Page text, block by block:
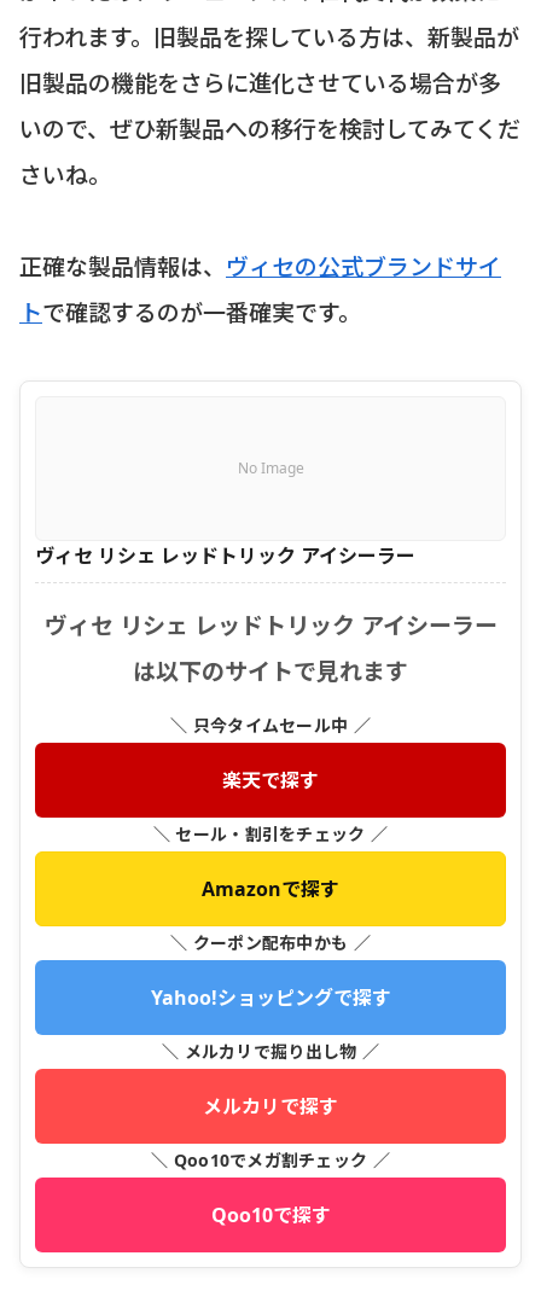
行われます。旧製品を探している方は、新製品が
旧製品の機能をさらに進化させている場合が多
いので、ぜひ新製品への移行を検討してみてくだ
さいね。
正確な製品情報は、 ヴィセの公式ブランドサイ
トで確認するのが一番確実です。
No Image
ヴィセ リシェ レッドトリック アイシーラー
ヴィセ リシェ レッドトリック アイシーラー
は以下のサイトで見れます
＼ 只今タイムセール中 ／
楽天で探す
＼ セール・割引をチェック ／
Amazonで探す
＼ クーポン配布中かも ／
Yahoo!ショッピングで探す
＼ メルカリで掘り出し物 ／
メルカリで探す
＼ Qoo10でメガ割チェック ／
Qoo10で探す